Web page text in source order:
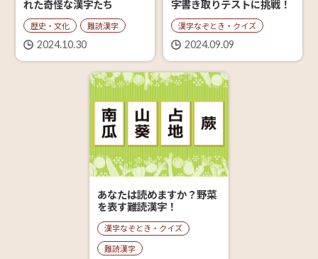
れた奇怪な漢字たち
歴史・文化 難読漢字
2024.10.30
字書き取りテストに挑戦！
漢字なぞとき・クイズ
2024.09.09
あなたは読めますか？野菜
を表す難読漢字！
漢字なぞとき・クイズ
難読漢字